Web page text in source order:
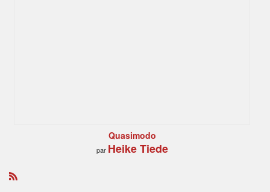
Quasimodo
par Heike Tiede